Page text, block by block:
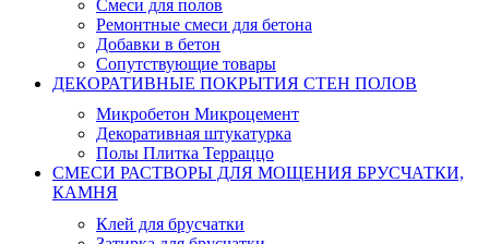
Смеси для полов
Ремонтные смеси для бетона
Добавки в бетон
Сопутствующие товары
ДЕКОРАТИВНЫЕ ПОКРЫТИЯ СТЕН ПОЛОВ
Микробетон Микроцемент
Декоративная штукатурка
Полы Плитка Терраццо
СМЕСИ РАСТВОРЫ ДЛЯ МОЩЕНИЯ БРУСЧАТКИ,
КАМНЯ
Клей для брусчатки